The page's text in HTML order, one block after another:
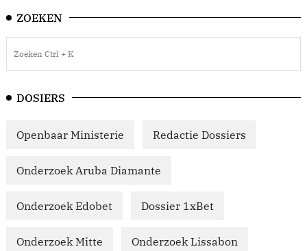
ZOEKEN
DOSIERS
Openbaar Ministerie Redactie Dossiers
Onderzoek Aruba Diamante
Onderzoek Edobet Dossier 1xBet
Onderzoek Mitte Onderzoek Lissabon